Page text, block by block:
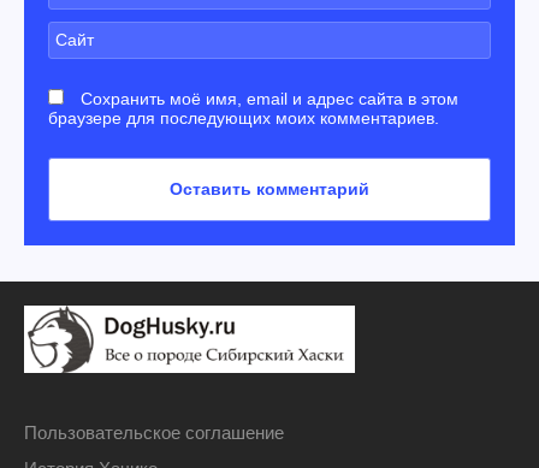
Сохранить моё имя, email и адрес сайта в этом
браузере для последующих моих комментариев.
Пользовательское соглашение